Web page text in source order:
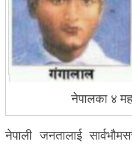
नेपालका ४
नेपाली जनतालाई